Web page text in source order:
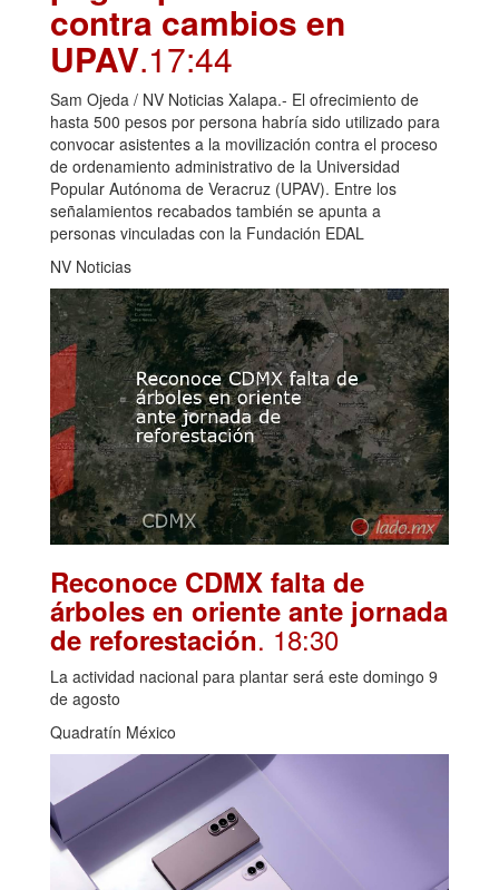
contra cambios en
UPAV.17:44
Sam Ojeda / NV Noticias Xalapa.- El ofrecimiento de
hasta 500 pesos por persona habría sido utilizado para
convocar asistentes a la movilización contra el proceso
de ordenamiento administrativo de la Universidad
Popular Autónoma de Veracruz (UPAV). Entre los
señalamientos recabados también se apunta a
personas vinculadas con la Fundación EDAL
NV Noticias
Reconoce CDMX falta de
árboles en oriente ante jornada
de reforestación. 18:30
La actividad nacional para plantar será este domingo 9
de agosto
Quadratín México